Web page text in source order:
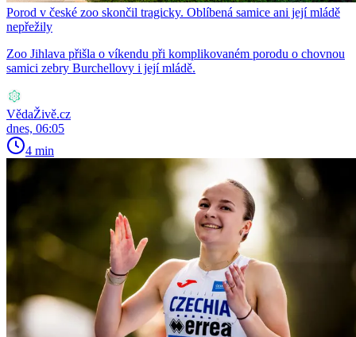
Porod v české zoo skončil tragicky. Oblíbená samice ani její mládě
nepřežily
Zoo Jihlava přišla o víkendu při komplikovaném porodu o chovnou
samici zebry Burchellovy i její mládě.
VědaŽivě.cz
dnes, 06:05
4 min